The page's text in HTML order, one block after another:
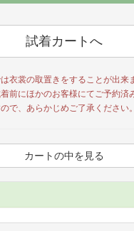
衣裳の取置きをすることが出来
前にほかのお客様にてご予約済
で、あらかじめご了承ください。